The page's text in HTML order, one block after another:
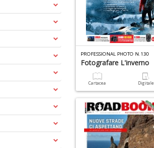
PROFESSIONAL PHOTO N.130
Fotografare L'inverno
Cartacea Digitale